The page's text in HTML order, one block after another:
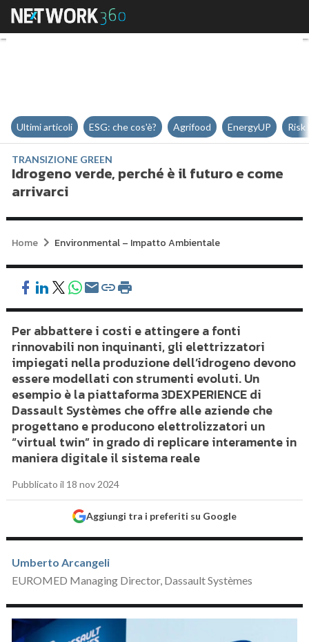
Idrogeno verde, perché è il
Ultimi articoli ESG: che cos'è? Agrifood EnergyUP Risk
TRANSIZIONE GREEN
Idrogeno verde, perché è il futuro e come
arrivarci
Home Environmental – Impatto Ambientale
Per abbattere i costi e attingere a fonti
rinnovabili non inquinanti, gli elettrizzatori
impiegati nella produzione dell’idrogeno devono
essere modellati con strumenti evoluti. Un
esempio è la piattaforma 3DEXPERIENCE di
Dassault Systèmes che offre alle aziende che
progettano e producono elettrolizzatori un
“virtual twin” in grado di replicare interamente in
maniera digitale il sistema reale
Pubblicato il 18 nov 2024
Aggiungi tra i preferiti su Google
Umberto Arcangeli
EUROMED Managing Director, Dassault Systèmes